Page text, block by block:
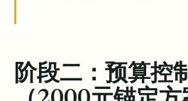
阶段二：预算控